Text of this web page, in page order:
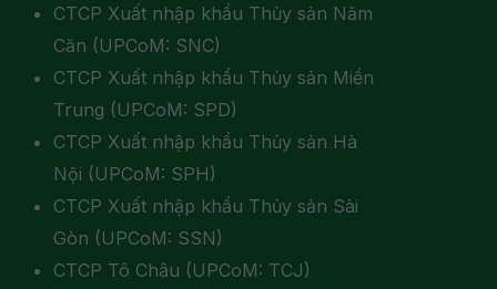
CTCP Xuất nhập khẩu Thủy sản Năm
Căn (UPCoM: SNC)
CTCP Xuất nhập khẩu Thủy sản Miền
Trung (UPCoM: SPD)
CTCP Xuất nhập khẩu Thủy sản Hà
Nội (UPCoM: SPH)
CTCP Xuất nhập khẩu Thủy sản Sài
Gòn (UPCoM: SSN)
CTCP Tô Châu (UPCoM: TCJ)